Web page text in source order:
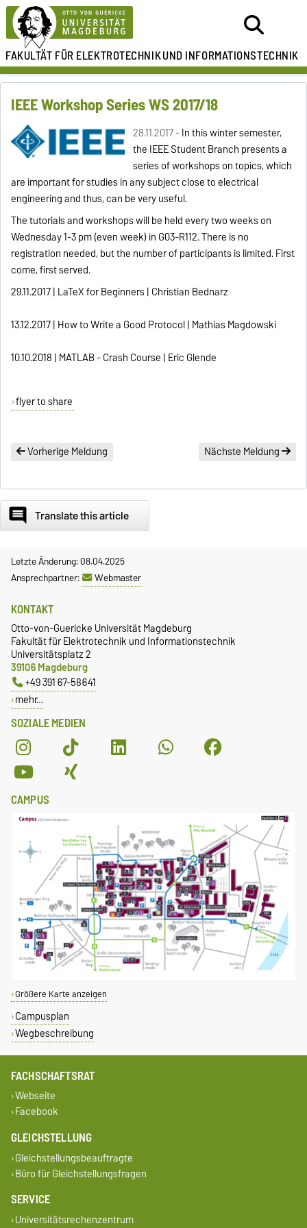
FAKULTÄT FÜR ELEKTROTECHNIKUND INFORMATIONSTECHNIK
IEEE Workshop Series WS 2017/18
28.11.2017 -In this winter semester,
the IEEE Student Branch presents a
series of workshops on topics, which
are important for studies in any subject close to electrical
engineering and thus, can be very useful.
The tutorials and workshops will be held every two weeks on
Wednesday 1-3 pm (even week) in G03-R112. There is no
registration needed, but the number of participants is limited.First
come, first served.
29.11.2017 | LaTeX for Beginners | Christian Bednarz
13.12.2017 | How to Write a Good Protocol | Mathias Magdowski
10.10.2018 | MATLAB - Crash Course | Eric Glende
flyer to share
Vorherige Meldung Nächste Meldung
comment Translate this article
Letzte Änderung: 08.04.2025
Ansprechpartner:
Webmaster
SOZIALE MEDIEN
KONTAKT
Otto-von-Guericke Universität Magdeburg
Fakultät für Elektrotechnik und Informationstechnik
Universitätsplatz 2
39106 Magdeburg
+49 391 67-58641
mehr…
CAMPUS
Größere Karte anzeigen
Campusplan
Wegbeschreibung
FACHSCHAFTSRAT
Webseite
Facebook
GLEICHSTELLUNG
Gleichstellungsbeauftragte
Büro für Gleichstellungsfragen
SERVICE
Universitätsrechenzentrum